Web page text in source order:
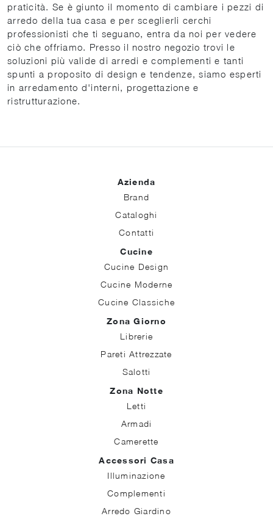
praticità. Se è giunto il momento di cambiare i pezzi di
arredo della tua casa e per sceglierli cerchi
professionisti che ti seguano, entra da noi per vedere
ciò che offriamo. Presso il nostro negozio trovi le
soluzioni più valide di arredi e complementi e tanti
spunti a proposito di design e tendenze, siamo esperti
in arredamento d'interni, progettazione e
ristrutturazione.
Azienda
Brand
Cataloghi
Contatti
Cucine
Cucine Design
Cucine Moderne
Cucine Classiche
Zona Giorno
Librerie
Pareti Attrezzate
Salotti
Zona Notte
Letti
Armadi
Camerette
Accessori Casa
Illuminazione
Complementi
Arredo Giardino